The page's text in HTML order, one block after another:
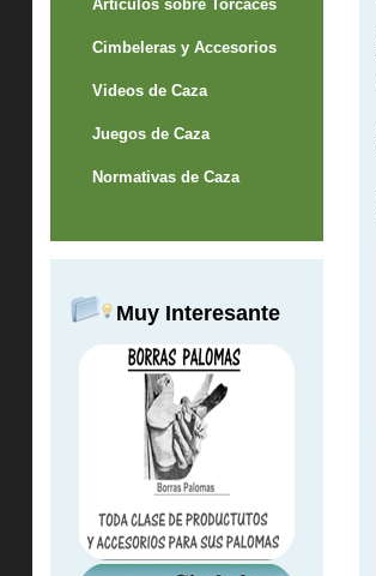
Articulos sobre Torcaces
Cimbeleras y Accesorios
Videos de Caza
Juegos de Caza
Normativas de Caza
Muy Interesante